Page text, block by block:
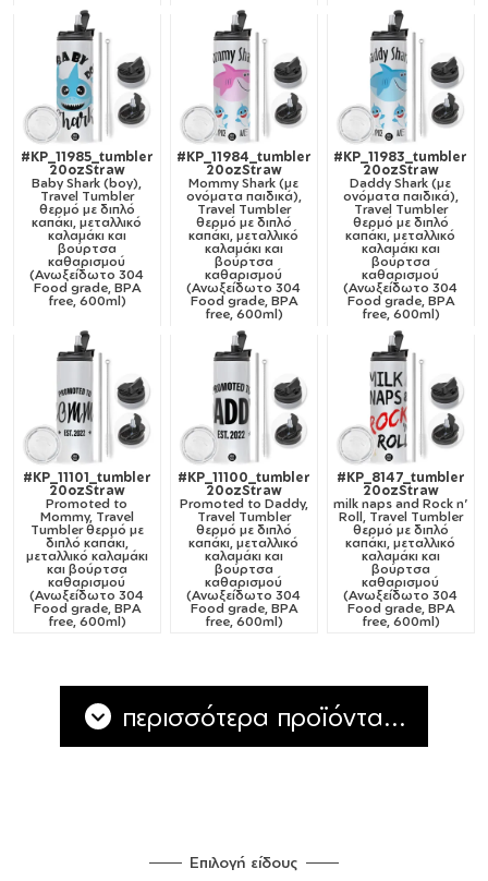
#KP_11985_tumbler
20ozStraw
Baby Shark (boy),
Travel Tumbler
θερμό με διπλό
καπάκι, μεταλλικό
καλαμάκι και
βούρτσα
καθαρισμού
(Ανωξείδωτο 304
Food grade, BPA
free, 600ml)
#KP_11984_tumbler
20ozStraw
Mommy Shark (με
ονόματα παιδικά),
Travel Tumbler
θερμό με διπλό
καπάκι, μεταλλικό
καλαμάκι και
βούρτσα
καθαρισμού
(Ανωξείδωτο 304
Food grade, BPA
free, 600ml)
#KP_11983_tumbler
20ozStraw
Daddy Shark (με
ονόματα παιδικά),
Travel Tumbler
θερμό με διπλό
καπάκι, μεταλλικό
καλαμάκι και
βούρτσα
καθαρισμού
(Ανωξείδωτο 304
Food grade, BPA
free, 600ml)
#KP_11101_tumbler
20ozStraw
Promoted to
Mommy, Travel
Tumbler θερμό με
διπλό καπάκι,
μεταλλικό καλαμάκι
και βούρτσα
καθαρισμού
(Ανωξείδωτο 304
Food grade, BPA
free, 600ml)
#KP_11100_tumbler
20ozStraw
Promoted to Daddy,
Travel Tumbler
θερμό με διπλό
καπάκι, μεταλλικό
καλαμάκι και
βούρτσα
καθαρισμού
(Ανωξείδωτο 304
Food grade, BPA
free, 600ml)
#KP_8147_tumbler
20ozStraw
milk naps and Rock n'
Roll, Travel Tumbler
θερμό με διπλό
καπάκι, μεταλλικό
καλαμάκι και
βούρτσα
καθαρισμού
(Ανωξείδωτο 304
Food grade, BPA
free, 600ml)
περισσότερα προϊόντα...
Επιλογή είδους